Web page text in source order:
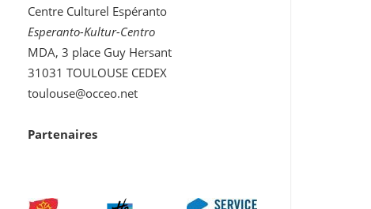
Centre Culturel Espéranto
Esperanto-Kultur-Centro
MDA, 3 place Guy Hersant
31031 TOULOUSE CEDEX
toulouse@occeo.net
Partenaires